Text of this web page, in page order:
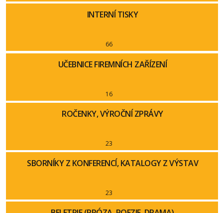
INTERNÍ TISKY
66
UČEBNICE FIREMNÍCH ZAŘÍZENÍ
16
ROČENKY, VÝROČNÍ ZPRÁVY
23
SBORNÍKY Z KONFERENCÍ, KATALOGY Z VÝSTAV
23